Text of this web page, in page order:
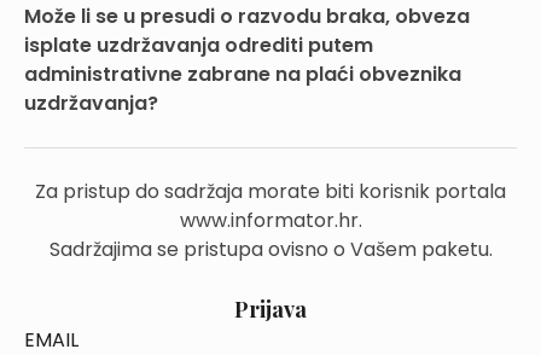
Može li se u presudi o razvodu braka, obveza
isplate uzdržavanja odrediti putem
administrativne zabrane na plaći obveznika
uzdržavanja?
Za pristup do sadržaja morate biti korisnik portala
www.informator.hr.
Sadržajima se pristupa ovisno o Vašem paketu.
Prijava
EMAIL